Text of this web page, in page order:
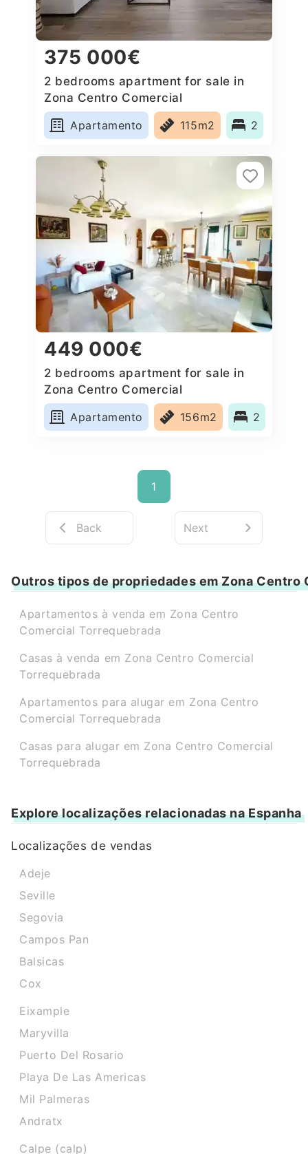
375 000€
2 bedrooms apartment for sale in
Zona Centro Comercial
Torrequebrada, Spain
Apartamento
115m2 2
449 000€
2 bedrooms apartment for sale in
Zona Centro Comercial
Torrequebrada, Spain
Apartamento
156m2 2
1
Back Next
Outros tipos de propriedades em Zona Centro
Apartamentos à venda em Zona Centro
Comercial Torrequebrada
Casas à venda em Zona Centro Comercial
Torrequebrada
Apartamentos para alugar em Zona Centro
Comercial Torrequebrada
Casas para alugar em Zona Centro Comercial
Torrequebrada
Explore localizações relacionadas na Espanha
Localizações de vendas
Adeje
Seville
Segovia
Campos Pan
Balsicas
Cox
Eixample
Maryvilla
Puerto Del Rosario
Playa De Las Americas
Mil Palmeras
Andratx
Calpe (calp)